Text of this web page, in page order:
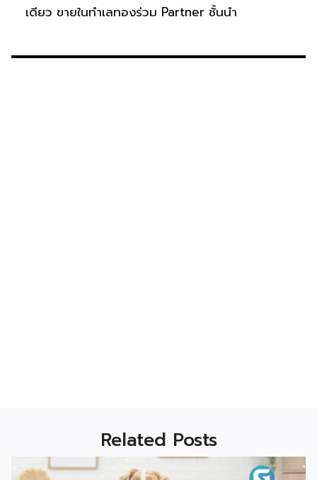
เดียว ขายในทำเลทองร่วม Partner ชั้นนำ
Related Posts